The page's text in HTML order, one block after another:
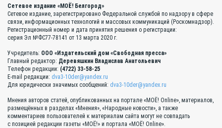
Сетевое издание «МОЁ! Белгород»
Сетевое издание, зарегистрировано Федеральной службой по надзору в сфере
связи, информационных технологий и массовых коммуникаций (Роскомнадзор).
Регистрационный номер и дата принятия решения о регистрации:
серия Эл №ФС77-78141 от 13 марта 2020 г.
Учредитель: ООО «Издательский дом «Свободная пресса»
Главный редактор: Деревяшкин Владислав Анатольевич
Телефон редакции: (4722) 33-58-25
E-mail редакции: dva3-10der@yandex.ru
Для юридически значимых сообщений: dva3-10der@yandex.ru
Мнения авторов статей, опубликованных на портале «МОЁ! Online», материалов,
размещённых в разделах «Мнения», «Народные новости», а также
комментариев пользователей к материалам сайта могут не совпадать
с позицией редакции газеты «МОЁ!» и портала «МОЁ! Online».